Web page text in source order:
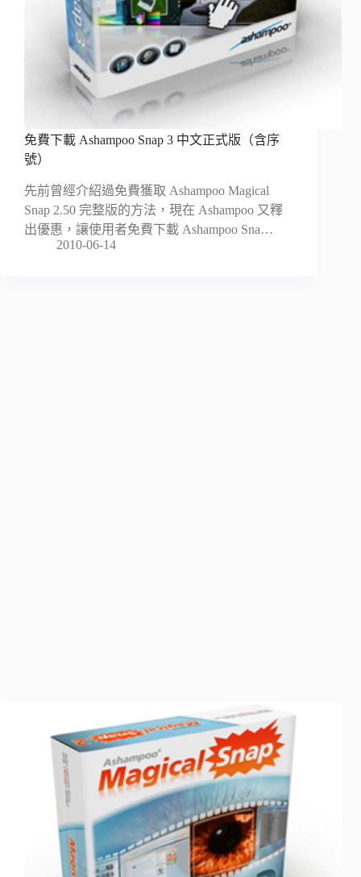
免費下載 Ashampoo Snap 3 中文正式版（含序
號）
先前曾經介紹過免費獲取 Ashampoo Magical
Snap 2.50 完整版的方法，現在 Ashampoo 又釋
出優惠，讓使用者免費下載 Ashampoo Sna…
2010-06-14